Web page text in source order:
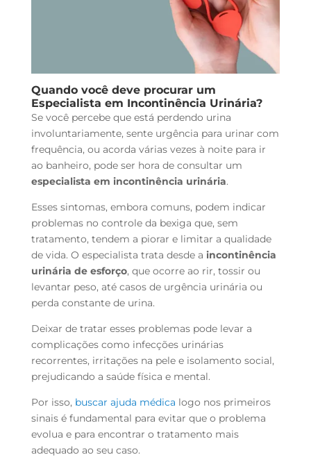
Quando você deve procurar um
Especialista em Incontinência Urinária?
Se você percebe que está perdendo urina
involuntariamente, sente urgência para urinar com
frequência, ou acorda várias vezes à noite para ir
ao banheiro, pode ser hora de consultar um
especialista em incontinência urinária.
Esses sintomas, embora comuns, podem indicar
problemas no controle da bexiga que, sem
tratamento, tendem a piorar e limitar a qualidade
de vida. O especialista trata desde a incontinência
urinária de esforço, que ocorre ao rir, tossir ou
levantar peso, até casos de urgência urinária ou
perda constante de urina.
Deixar de tratar esses problemas pode levar a
complicações como infecções urinárias
recorrentes, irritações na pele e isolamento social,
prejudicando a saúde física e mental.
Por isso, buscar ajuda médica logo nos primeiros
sinais é fundamental para evitar que o problema
evolua e para encontrar o tratamento mais
adequado ao seu caso.